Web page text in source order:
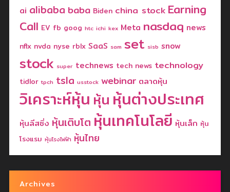
ai alibaba baba Biden china stock Earning
Call EV fb goog htc ichi kex Meta nasdaq news
nflx nvda nyse rblx SaaS sam set sisb snow
stock super technews tech news technology
tidlor tpch tsla usstock webinar ตลาดหุ้น
วิเคราะห์หุ้น หุ้น หุ้นต่างประเทศ
หุ้นลีสซิ่ง หุ้นเติบโต หุ้นเทคโนโลยี หุ้นเล็ก หุ้น
โรงแรม หุ้นโรงไฟฟ้า หุ้นไทย
Archives